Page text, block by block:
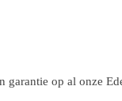
op al onze